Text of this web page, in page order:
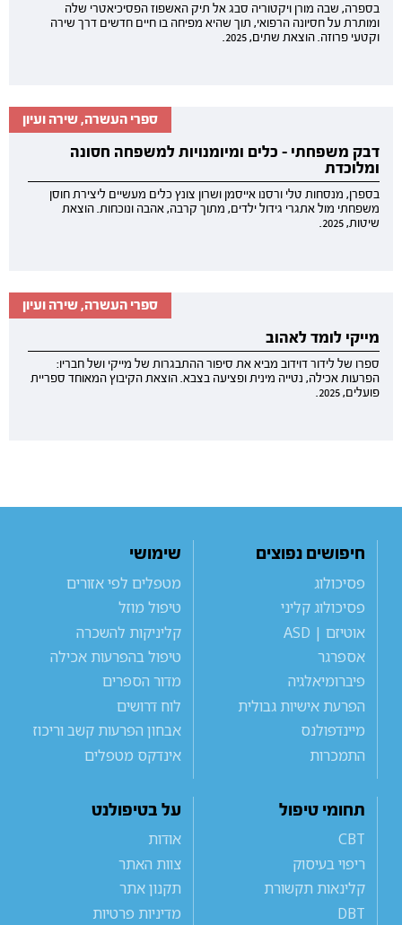
בספרה, שבה מורן ויקטוריה סבג אל תיק האשפוז הפסיכיאטרי שלה
ומותרת על חסיונה הרפואי, תוך שהיא מפיחה בו חיים חדשים דרך שירה
וקטעי פרוזה. הוצאת שתים, 2025.
ספרי העשרה, שירה ועיון
דבק משפחתי - כלים ומיומנויות למשפחה חסונה
ומלוכדת
בספרן, מנסחות טלי ורסנו אייסמן ושרון צונץ כלים מעשיים ליצירת חוסן
משפחתי מול אתגרי גידול ילדים, מתוך קרבה, אהבה ונוכחות. הוצאת
שיטות, 2025.
ספרי העשרה, שירה ועיון
מייקי לומד לאהוב
ספרו של לידור דוידוב מביא את סיפור ההתבגרות של מייקי ושל חבריו:
הפרעות אכילה, נטייה מינית ופציעה בצבא. הוצאת הקיבוץ המאוחד ספריית
פועלים, 2025.
חיפושים נפוצים
פסיכולוג
פסיכולוג קליני
אוטיזם | ASD
אספרגר
פיברומיאלגיה
הפרעת אישיות גבולית
מיינדפולנס
התמכרות
שימושי
מטפלים לפי אזורים
טיפול מוזל
קליניקות להשכרה
טיפול בהפרעות אכילה
מדור הספרים
לוח דרושים
אבחון הפרעות קשב וריכוז
אינדקס מטפלים
תחומי טיפול
CBT
ריפוי בעיסוק
קלינאות תקשורת
DBT
על בטיפולנט
אודות
צוות האתר
תקנון אתר
מדיניות פרטיות